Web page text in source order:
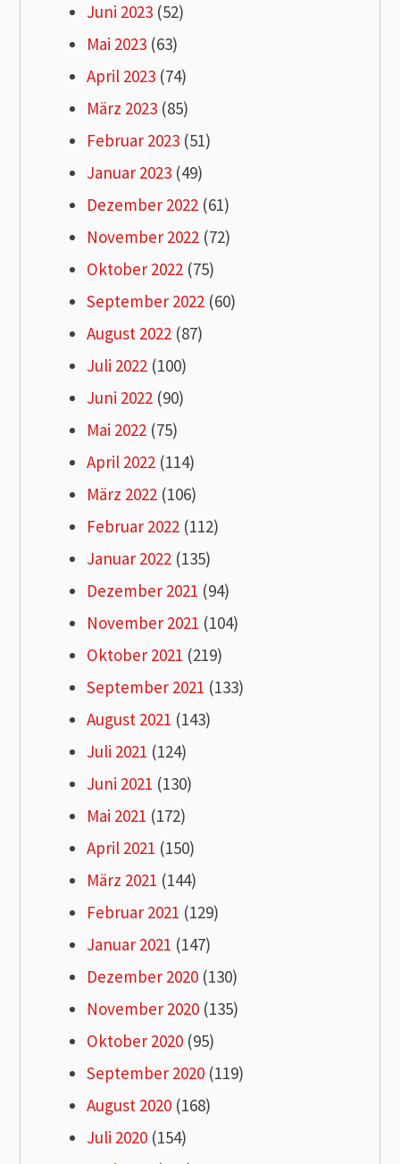
Juni 2023 (52)
Mai 2023 (63)
April 2023 (74)
März 2023 (85)
Februar 2023 (51)
Januar 2023 (49)
Dezember 2022 (61)
November 2022 (72)
Oktober 2022 (75)
September 2022 (60)
August 2022 (87)
Juli 2022 (100)
Juni 2022 (90)
Mai 2022 (75)
April 2022 (114)
März 2022 (106)
Februar 2022 (112)
Januar 2022 (135)
Dezember 2021 (94)
November 2021 (104)
Oktober 2021 (219)
September 2021 (133)
August 2021 (143)
Juli 2021 (124)
Juni 2021 (130)
Mai 2021 (172)
April 2021 (150)
März 2021 (144)
Februar 2021 (129)
Januar 2021 (147)
Dezember 2020 (130)
November 2020 (135)
Oktober 2020 (95)
September 2020 (119)
August 2020 (168)
Juli 2020 (154)